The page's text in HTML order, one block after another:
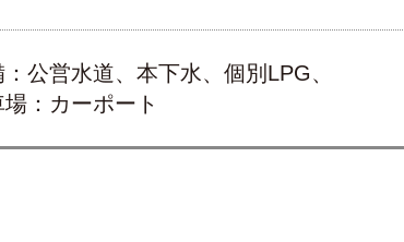
公営水道、本下水、個別LPG、
：カーポート